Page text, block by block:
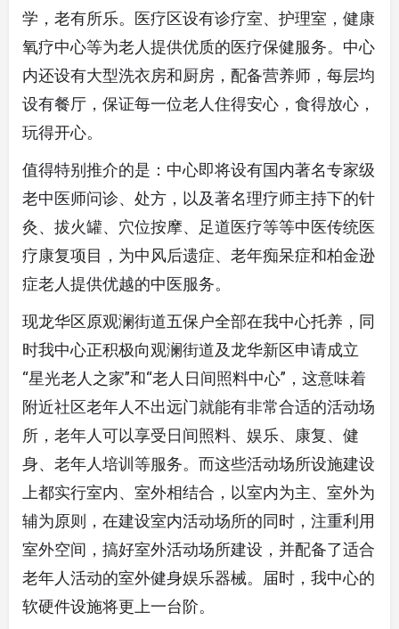
学，老有所乐。医疗区设有诊疗室、护理室，健康
氧疗中心等为老人提供优质的医疗保健服务。中心
内还设有大型洗衣房和厨房，配备营养师，每层均
设有餐厅，保证每一位老人住得安心，食得放心，
玩得开心。
值得特别推介的是：中心即将设有国内著名专家级
老中医师问诊、处方，以及著名理疗师主持下的针
灸、拔火罐、穴位按摩、足道医疗等等中医传统医
疗康复项目，为中风后遗症、老年痴呆症和柏金逊
症老人提供优越的中医服务。
现龙华区原观澜街道五保户全部在我中心托养，同
时我中心正积极向观澜街道及龙华新区申请成立
“星光老人之家”和“老人日间照料中心”，这意味着
附近社区老年人不出远门就能有非常合适的活动场
所，老年人可以享受日间照料、娱乐、康复、健
身、老年人培训等服务。而这些活动场所设施建设
上都实行室内、室外相结合，以室内为主、室外为
辅为原则，在建设室内活动场所的同时，注重利用
室外空间，搞好室外活动场所建设，并配备了适合
老年人活动的室外健身娱乐器械。届时，我中心的
软硬件设施将更上一台阶。